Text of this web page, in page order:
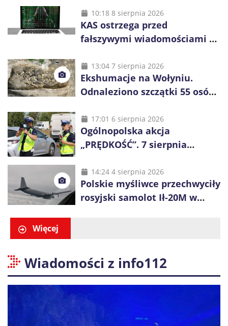
10:18 8 sierpnia 2026
KAS ostrzega przed
fałszywymi wiadomościami o
48 godzin
13:04 7 sierpnia 2026
Ekshumacje na Wołyniu.
Odnaleziono szczątki 55 osób,
17:01 6 sierpnia 2026
Ogólnopolska akcja
„PRĘDKOŚĆ”. 7 sierpnia
14:24 4 sierpnia 2026
Polskie myśliwce przechwyciły
rosyjski samolot Ił-20M w
Więcej
Wiadomości z info112